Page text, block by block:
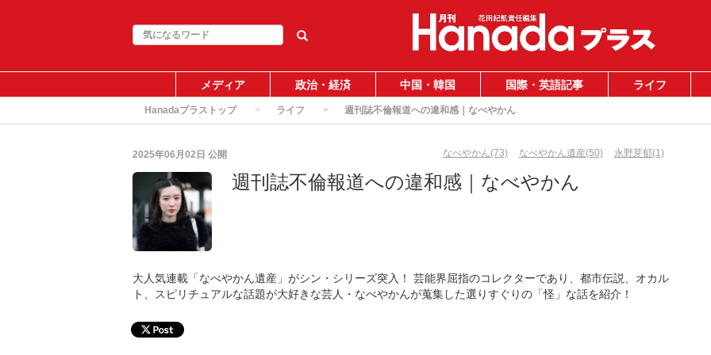
メディア 政治・経済 中国・韓国 国際・英語記事 ライフ
Hanadaプラストップ ライフ 週刊誌不倫報道への違和感｜なべやかん
2025年06月02日 公開 なべやかん(73) なべやかん遺産(50) 永野芽郁(1)
週刊誌不倫報道への違和感｜なべやかん
大人気連載「なべやかん遺産」がシン・シリーズ突入！ 芸能界屈指のコレクターであり、都市伝説、オカル
ト、スピリチュアルな話題が大好きな芸人・なべやかんが蒐集した選りすぐりの「怪」な話を紹介！